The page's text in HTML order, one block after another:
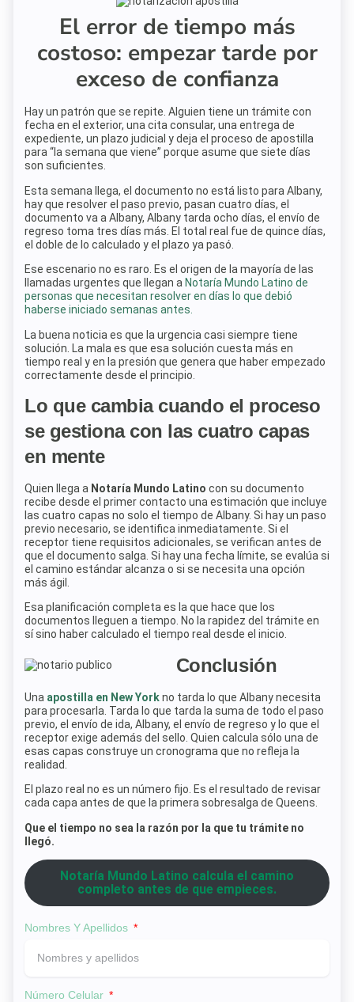
El error de tiempo más
costoso: empezar tarde por
exceso de confianza
Hay un patrón que se repite. Alguien tiene un trámite con
fecha en el exterior, una cita consular, una entrega de
expediente, un plazo judicial y deja el proceso de apostilla
para “la semana que viene” porque asume que siete días
son suficientes.
Esta semana llega, el documento no está listo para Albany,
hay que resolver el paso previo, pasan cuatro días, el
documento va a Albany, Albany tarda ocho días, el envío de
regreso toma tres días más. El total real fue de quince días,
el doble de lo calculado y el plazo ya pasó.
Ese escenario no es raro. Es el origen de la mayoría de las
llamadas urgentes que llegan a Notaría Mundo Latino de
personas que necesitan resolver en días lo que debió
haberse iniciado semanas antes.
La buena noticia es que la urgencia casi siempre tiene
solución. La mala es que esa solución cuesta más en
tiempo real y en la presión que genera que haber empezado
correctamente desde el principio.
Lo que cambia cuando el proceso
se gestiona con las cuatro capas
en mente
Quien llega a Notaría Mundo Latino con su documento
recibe desde el primer contacto una estimación que incluye
las cuatro capas no solo el tiempo de Albany. Si hay un paso
previo necesario, se identifica inmediatamente. Si el
receptor tiene requisitos adicionales, se verifican antes de
que el documento salga. Si hay una fecha límite, se evalúa si
el camino estándar alcanza o si se necesita una opción
más ágil.
Esa planificación completa es la que hace que los
documentos lleguen a tiempo. No la rapidez del trámite en
sí sino haber calculado el tiempo real desde el inicio.
Conclusión
Una apostilla en New Yorkno tarda lo que Albany necesita
para procesarla. Tarda lo que tarda la suma de todo el paso
previo, el envío de ida, Albany, el envío de regreso y lo que el
receptor exige además del sello. Quien calcula sólo una de
esas capas construye un cronograma que no refleja la
realidad.
El plazo real no es un número fijo. Es el resultado de revisar
cada capa antes de que la primera sobresalga de Queens.
Que el tiempo no sea la razón por la que tu trámite no
llegó.
Notaría Mundo Latino calcula el camino
completo antes de que empieces.
Nombres Y Apellidos
Número Celular